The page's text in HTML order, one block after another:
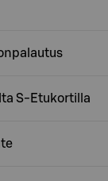
S-Etukortilla